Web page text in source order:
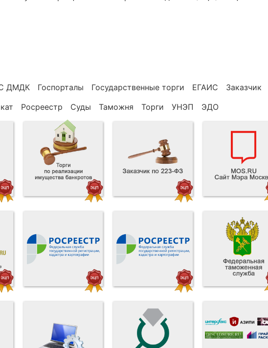
ДМДК Госпорталы Государственные торги ЕГАИС
Заказчик
Росреестр Суды Таможня Торги УНЭП ЭДО